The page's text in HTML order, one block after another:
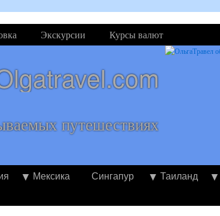
Экскурсии Курсы валют
путешествиях
Мексика Сингапур Таиланд